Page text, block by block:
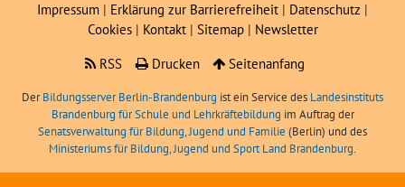
Impressum | Erklärung zur Barrierefreiheit | Datenschutz |
Cookies| Kontakt | Sitemap| Newsletter
RSS
Drucken Seitenanfang
DerBildungsserver Berlin-Brandenburg ist ein Service des Landesinstituts
Brandenburg für Schule und Lehrkräftebildung im Auftrag der
Senatsverwaltung für Bildung, Jugend und Familie (Berlin) und des
Ministeriums für Bildung, Jugend und Sport Land Brandenburg.